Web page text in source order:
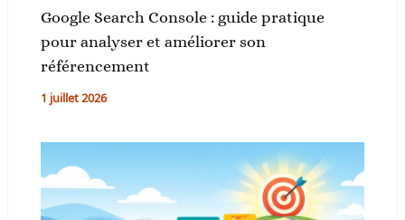
Google Search Console : guide pratique
pour analyser et améliorer son
référencement
1 juillet 2026